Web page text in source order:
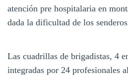
atención pre hospitalaria en
dada la dificultad de los
Las cuadrillas de brigadistas, 4
integradas por 24 profesionales